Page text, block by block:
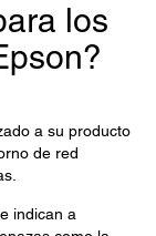
los
a su producto
de red
indican a